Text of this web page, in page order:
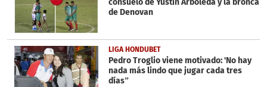
consuelo de Yustin Arboleda y la bronca
de Denovan
LIGA HONDUBET
Pedro Troglio viene motivado: 'No hay
nada más lindo que jugar cada tres
días”